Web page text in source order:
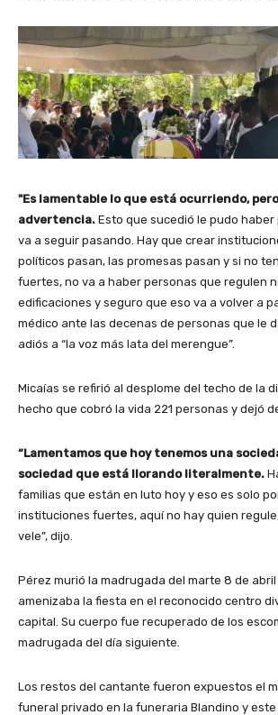
"Es lamentable lo que está ocurriendo,
advertencia. Esto que sucedió le pudo haber
va a seguir pasando. Hay que crear
políticos pasan, las promesas pasan y si no
fuertes, no va a haber personas que regulen
edificaciones y seguro que eso va a volver a
médico ante las decenas de personas que le
adiós a “la voz más lata del merengue”.
Micaías se refirió al desplome del techo de la
hecho que cobró la vida 221 personas y dejó
“Lamentamos que hoy tenemos una
sociedad que está llorando literalmente.
familias que están en luto hoy y eso es solo
instituciones fuertes, aquí no hay quien
vele”, dijo.
Pérez murió la madrugada del marte 8 de
amenizaba la fiesta en el reconocido centro
capital. Su cuerpo fue recuperado de los
madrugada del día siguiente.
Los restos del cantante fueron expuestos el
funeral privado en la funeraria Blandino y